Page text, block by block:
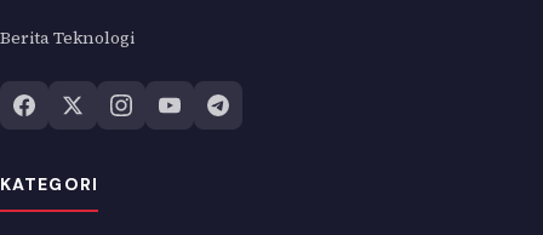
Berita Teknologi
KATEGORI